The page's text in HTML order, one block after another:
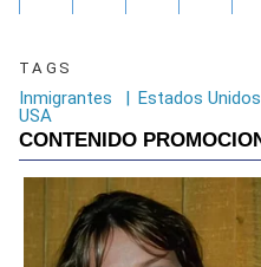
TAGS
Inmigrantes | Estados Unidos
USA